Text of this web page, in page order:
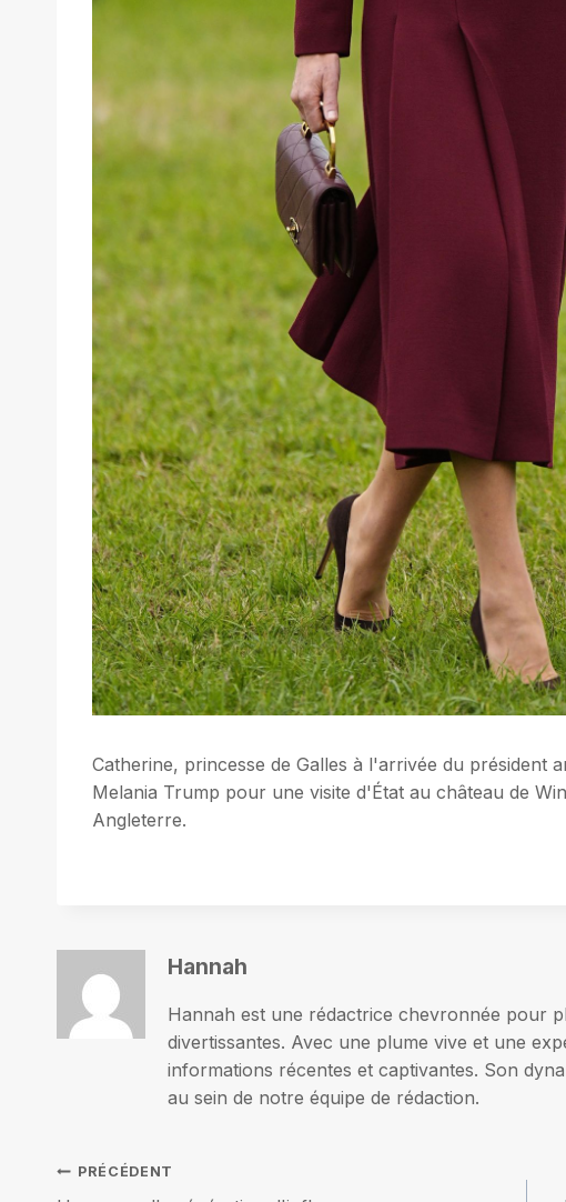
Catherine, princesse de Galles à l'arrivée du président
Melania Trump pour une visite d'État au château de
Angleterre.
Hannah
Hannah est une rédactrice chevronnée pour
divertissantes. Avec une plume vive et une
informations récentes et captivantes. Son
au sein de notre équipe de rédaction.
Navigation
PRÉCÉDENT